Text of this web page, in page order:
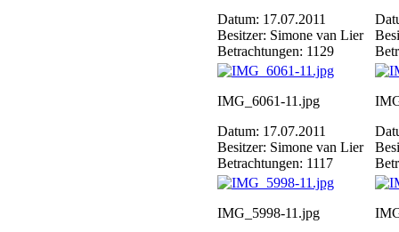
Datum: 17.07.2011
Besitzer: Simone van Lier
Betrachtungen: 1129
IMG_6061-11.jpg
Datum: 17.07.2011
Besitzer: Simone van Lier
Betrachtungen: 1117
IMG_5998-11.jpg